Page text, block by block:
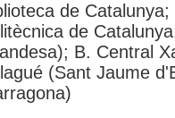
de
de
B. Central
(Sant Jaume